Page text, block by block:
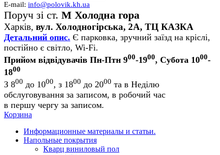
E-mail: info@polovik.kh.ua
Поруч зі ст. М Холодна гора
Харків, вул. Холодногірська, 2А, ТЦ КАЗКА
Детальний опис. Є парковка, зручний заїзд на кріслі,
постійно є світло, Wi-Fi.
Прийом відвідувачів Пн-Птн 900-1900, Субота 1000-
1800
З 800 до 1000, з 1800 до 2000 та в Неділю
обслуговування за записом, в робочий час
в першу чергу за записом.
Корзина
Информационные материалы и статьи.
Напольные покрытия
Кварц виниловый пол